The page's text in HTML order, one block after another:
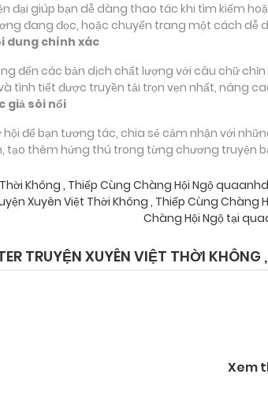
đại giúp bạn dễ dàng thao tác khi tìm kiếm
đang đọc, hoặc chuyển trang một cách dễ
dung chính xác
đến các bản dịch chất lượng với câu chữ
tình tiết được truyền tải trọn vẹn nhất, nâng
giả sôi nổi
để bạn tương tác, chia sẻ cảm nhận với
tạo thêm hứng thú trong từng chương truyện
Không , Thiếp Cùng Chàng Hội Ngộ
Xuyên Việt Thời Không , Thiếp Cùng
Chàng Hội Ngộ tại
TRUYỆN XUYÊN VIỆT THỜI
Xem